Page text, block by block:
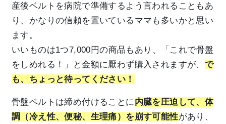
産後ベルトを病院で準備するよう言われることもあ
り、かなりの信頼を置いているママも多いかと思い
ます。
いいものは1つ7,000円の商品もあり、「これで骨盤
をしめれる！」と金額に厭わず購入されますが、 で
も、ちょっと待ってください！
骨盤ベルトは締め付けることに 内臓を圧迫して、体
調（冷え性、便秘、生理痛）を崩す可能性があり、